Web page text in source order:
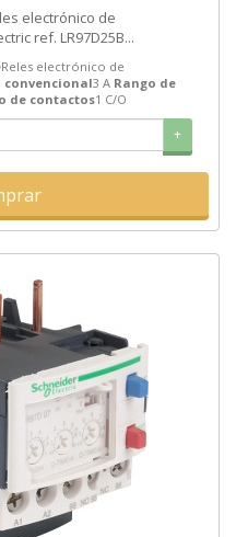
electrónico de
ref. LR97D25B...
Reles electrónico de
convencional3 A Rango de
de contactos1 C/O
+